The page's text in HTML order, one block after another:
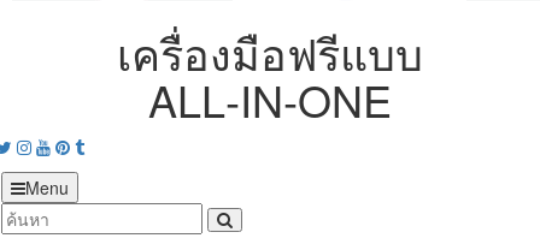
เครื่องมือฟรีแบบ
ALL‑IN‑ONE
Twitter
Instagram
Youtube
Pinterest
tumblr
Menu